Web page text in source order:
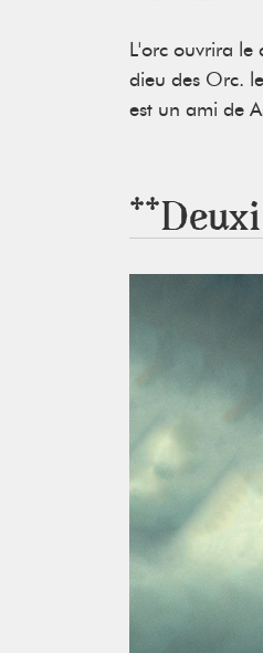
L'orc ouvrira le
dieu des Orc.
est un ami de